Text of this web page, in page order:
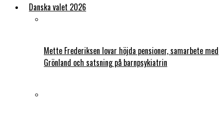
Danska valet 2026
Mette Frederiksen lovar höjda pensioner, samarbete med
Grönland och satsning på barnpsykiatrin